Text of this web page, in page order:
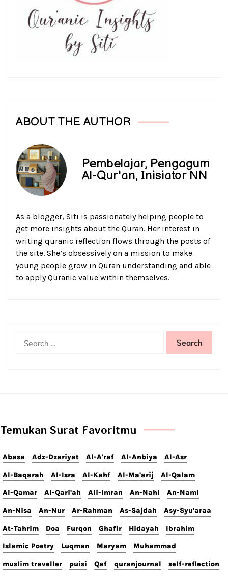
ABOUT THE AUTHOR
Pembelajar, Pengagum
Al-Qur'an, Inisiator NN
As a blogger, Siti is passionately helping people to
get more insights about the Quran. Her interest in
writing quranic reflection flows through the posts of
the site. She’s obsessively on a mission to make
young people grow in Quran understanding and able
to apply Quranic value within themselves.
Temukan Surat Favoritmu
Abasa Adz-Dzariyat Al-A'raf Al-Anbiya Al-Asr
Al-Baqarah Al-Isra Al-Kahf Al-Ma'arij Al-Qalam
Al-Qamar Al-Qari'ah Ali-Imran An-Nahl An-Naml
An-Nisa An-Nur Ar-Rahman As-Sajdah Asy-Syu'araa
At-Tahrim Doa Furqon Ghafir Hidayah Ibrahim
Islamic Poetry Luqman Maryam Muhammad
muslim traveller puisi Qaf quranjournal self-reflection